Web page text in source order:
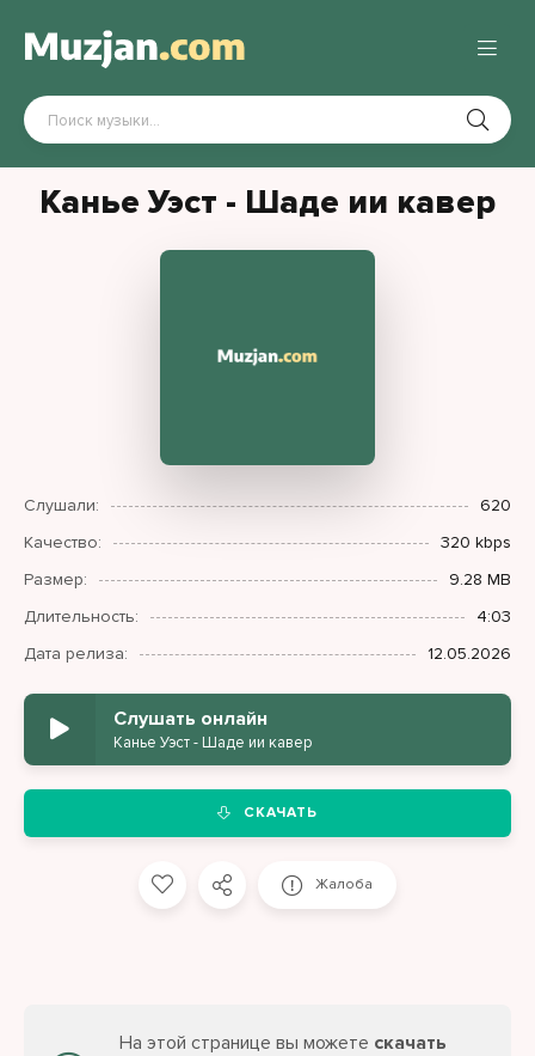
Канье Уэст - Шаде ии кавер
Слушали:
620
Качество:
320 kbps
Размер:
9.28 MB
Длительность:
4:03
Дата релиза:
12.05.2026
Слушать онлайн
Канье Уэст - Шаде ии кавер
СКАЧАТЬ
Жалоба
На этой странице вы можете скачать